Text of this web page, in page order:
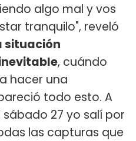
algo mal y vos
tranquilo", reveló
situación
, cuándo
hacer una
todo esto. A
27 yo salí por
las capturas que